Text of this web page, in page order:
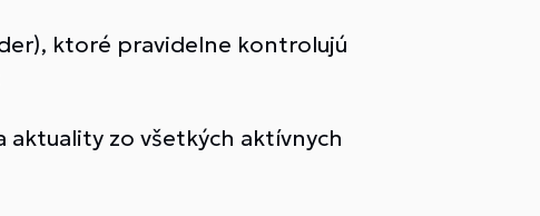
ktoré pravidelne kontrolujú
aktuality zo všetkých aktívnych